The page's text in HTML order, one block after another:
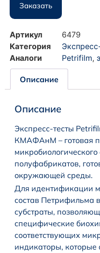
Заказать
Артикул
6479
Категория
Аналоги
Petrifilm,
Описание
Описание
Экспресс-тесты
КМАФАнМ – готовая
полуфабрикатов,
окружающей среды.
Для идентификации
состав Петрифильма
субстраты,
специфические
соответствующих
индикаторы,